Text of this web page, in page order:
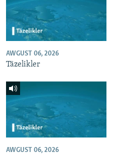
AWGUST 06, 2026
Täzelikler
AWGUST 06, 2026